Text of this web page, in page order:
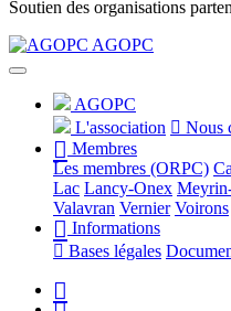
Soutien des organisations
Précédent
Suivant AGOPC
AGOPC
L'association
Nous
Membres
Les membres (ORPC)
Lac Lancy-Onex
Valavran Vernier Voirons
Informations
Bases légales